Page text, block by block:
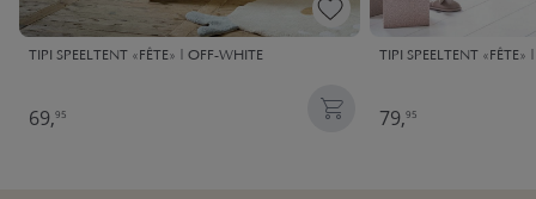
TIPI SPEELTENT «FÊTE» | OFF-WHITE
69,95
TIPI SPEELTENT
79,95